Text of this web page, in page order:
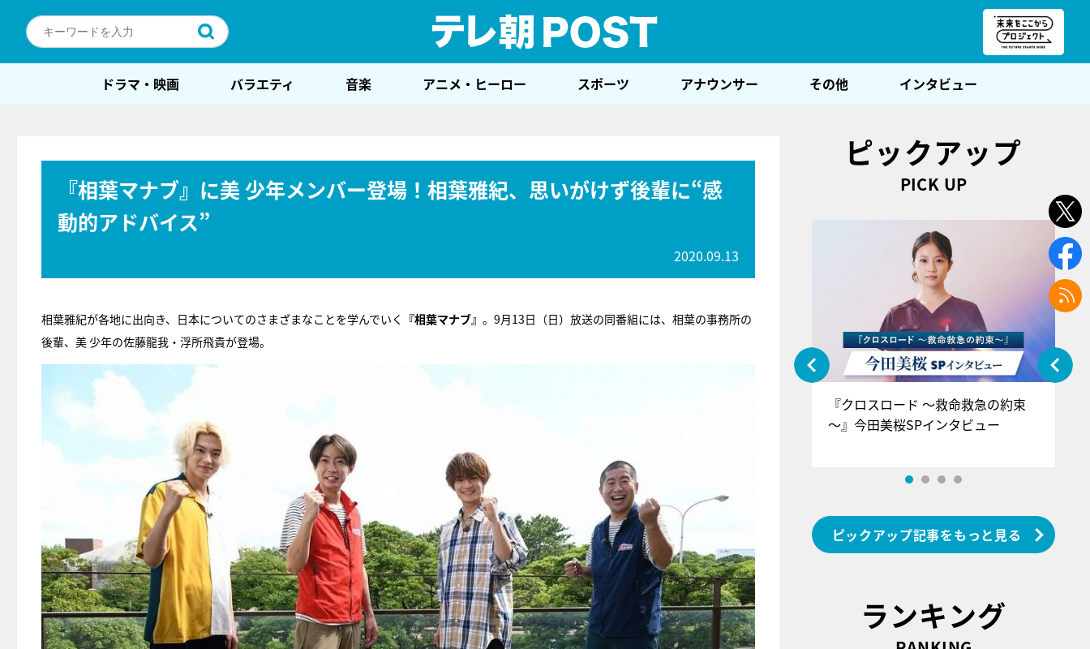
ドラマ・映画 バラエティ 音楽 アニメ・ヒーロー スポーツ アナウンサー その他 インタビュー
『相葉マナブ』に美 少年メンバー登場！相葉雅紀、思いがけず後輩に“感
動的アドバイス”
2020.09.13
相葉雅紀が各地に出向き、日本についてのさまざまなことを学んでいく 『相葉マナブ』 。9月13日（日）放送の同番組には、相葉の事務所の
後輩、美 少年の佐藤龍我・浮所飛貴が登場。
ピックアップ
PICK UP
『クロスロード ～救命救急の約束
～』今田美桜SPインタビュー
ピックアップ記事をもっと見る
ランキング